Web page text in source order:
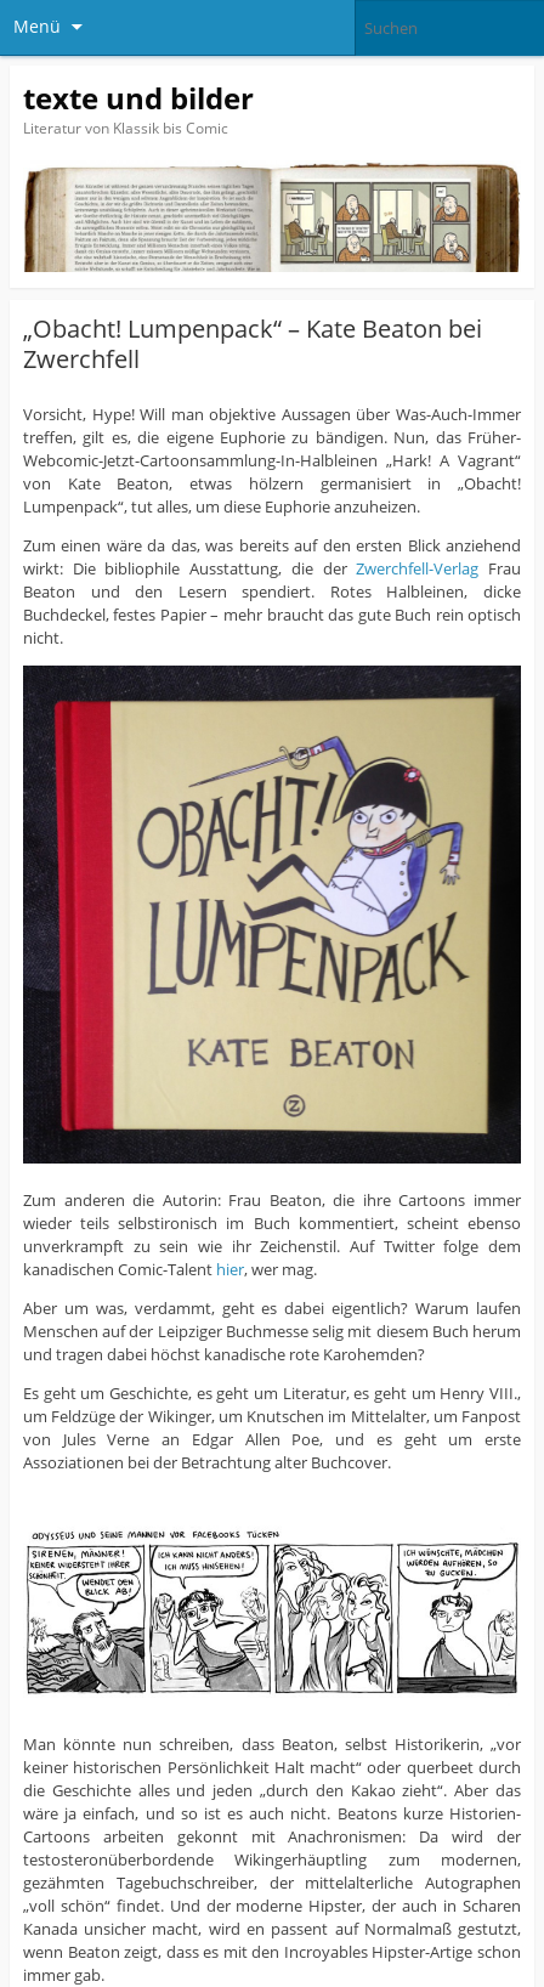
Menü
texte und bilder
Literatur von Klassik bis Comic
„Obacht! Lumpenpack“ – Kate Beaton bei
Zwerchfell
Vorsicht, Hype! Will man objektive Aussagen über Was-Auch-Immer
treffen, gilt es, die eigene Euphorie zu bändigen. Nun, das Früher-
Webcomic-Jetzt-Cartoonsammlung-In-Halbleinen „Hark! A Vagrant“
von Kate Beaton, etwas hölzern germanisiert in „Obacht!
Lumpenpack“, tut alles, um diese Euphorie anzuheizen.
Zum einen wäre da das, was bereits auf den ersten Blick anziehend
wirkt: Die bibliophile Ausstattung, die derZwerchfell-Verlag Frau
Beaton und den Lesern spendiert. Rotes Halbleinen, dicke
Buchdeckel, festes Papier – mehr braucht das gute Buch rein optisch
nicht.
Zum anderen die Autorin: Frau Beaton, die ihre Cartoons immer
wieder teils selbstironisch im Buch kommentiert, scheint ebenso
unverkrampft zu sein wie ihr Zeichenstil. Auf Twitter folge dem
kanadischen Comic-Talent hier, wer mag.
Aber um was, verdammt, geht es dabei eigentlich? Warum laufen
Menschen auf der Leipziger Buchmesse selig mit diesem Buch herum
und tragen dabei höchst kanadische rote Karohemden?
Es geht um Geschichte, es geht um Literatur, es geht um Henry VIII.,
um Feldzüge der Wikinger, um Knutschen im Mittelalter, um Fanpost
von Jules Verne an Edgar Allen Poe, und es geht um erste
Assoziationen bei der Betrachtung alter Buchcover.
Man könnte nun schreiben, dass Beaton, selbst Historikerin, „vor
keiner historischen Persönlichkeit Halt macht“ oder querbeet durch
die Geschichte alles und jeden „durch den Kakao zieht“. Aber das
wäre ja einfach, und so ist es auch nicht. Beatons kurze Historien-
Cartoons arbeiten gekonnt mit Anachronismen: Da wird der
testosteronüberbordende Wikingerhäuptling zum modernen,
gezähmten Tagebuchschreiber, der mittelalterliche Autographen
„voll schön“ findet. Und der moderne Hipster, der auch in Scharen
Kanada unsicher macht, wird en passent auf Normalmaß gestutzt,
wenn Beaton zeigt, dass es mit den Incroyables Hipster-Artige schon
immer gab.